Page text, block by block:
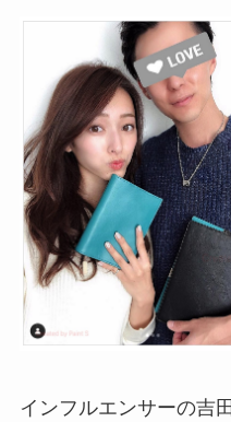
インフルエンサーの吉